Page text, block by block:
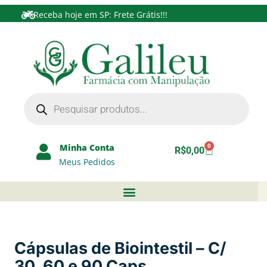
Receba hoje em SP: Frete Grátis!!!
Minha Conta
Meus Pedidos
R$0,00 0
Cápsulas de Biointestil – C/